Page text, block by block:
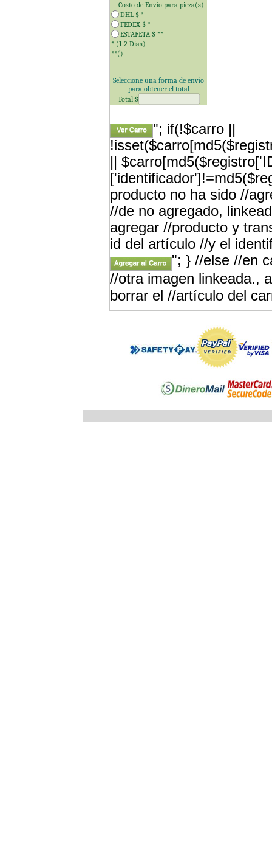
Costo de Envío para pieza(s)
DHL $ *
FEDEX $ *
ESTAFETA $ **
* (1-2 Días)
**()
Seleccione una forma de envío
para obtener el total
Total:$
"; if(!$carro ||
||
producto no ha sido //
//de no agregado,
agregar //producto y
id del artículo //y el
"; } //else //en
//otra imagen linkeada.,
borrar el //artículo del